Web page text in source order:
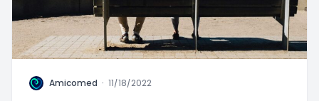
A Amicomed · 11/18/2022